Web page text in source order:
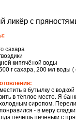
ликёр с
сахара
кипячёной воды
г сахара, 200 мл воды
в бутылку с
в тёплое место. Я
сиропом.
- в меру
печёшь печеньки с